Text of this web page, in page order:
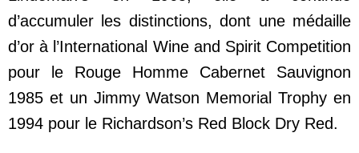
d’accumuler les distinctions, dont une médaille
d’or à l’International Wine and Spirit Competition
pour le Rouge Homme Cabernet Sauvignon
1985 et un Jimmy Watson Memorial Trophy en
1994 pour le Richardson’s Red Block Dry Red.